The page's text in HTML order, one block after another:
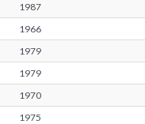
1987
1966
1979
1979
1970
1975